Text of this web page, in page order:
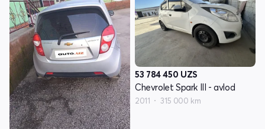
53 784 450 UZS
Chevrolet Spark III - avlod
2011 315 000 km